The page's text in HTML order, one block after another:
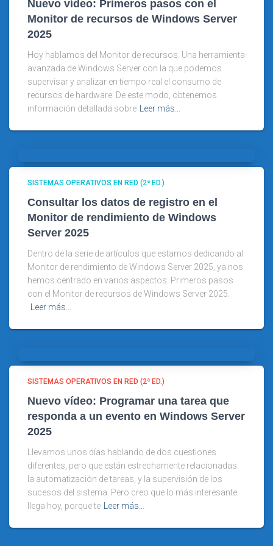
Nuevo vídeo: Primeros pasos con el
Monitor de recursos de Windows Server
2025
Hoy hablamos del Monitor de recursos. Una herramienta
avanzada de Windows Server con la que podemos
supervisar y analizar en tiempo real el consumo de
recursos de hardware. De este modo, obtenemos
información detallada sobre
Leer más…
SISTEMAS OPERATIVOS EN RED (2ª ED.)
Consultar los datos de registro en el
Monitor de rendimiento de Windows
Server 2025
Dentro de la serie de artículos que estamos dedicando al
Monitor de rendimiento de Windows Server 2025, ya nos
hemos centrado en varios aspectos: Primeros pasos
con el Monitor de recursos de Windows Server 2025.
Leer más…
SISTEMAS OPERATIVOS EN RED (2ª ED.)
Nuevo vídeo: Programar una tarea que
responda a un evento en Windows Server
2025
Llevamos unos días hablando de dos cuestiones
diferentes, pero que están estrechamente relacionadas:
la automatización de tareas, y la supervisión de los
sucesos del sistema. Pero creo que lo más interesante
llega hoy, porque te
Leer más…